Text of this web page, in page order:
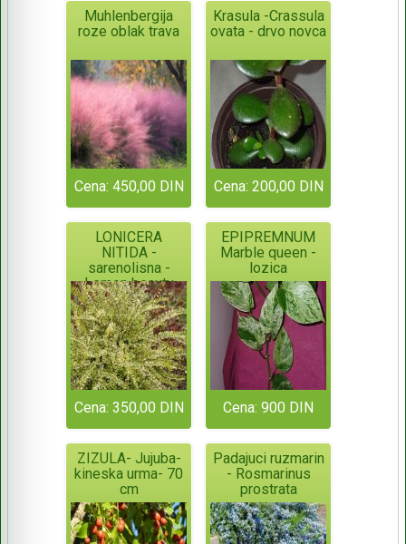
Muhlenbergija
roze oblak trava
Cena: 450,00 DIN
Krasula -Crassula
ovata - drvo novca
Cena: 200,00 DIN
LONICERA
NITIDA -
sarenolisna -
Lemon beauty
Cena: 350,00 DIN
EPIPREMNUM
Marble queen -
lozica
Cena: 900 DIN
ZIZULA- Jujuba-
kineska urma- 70
cm
Padajuci ruzmarin
- Rosmarinus
prostrata